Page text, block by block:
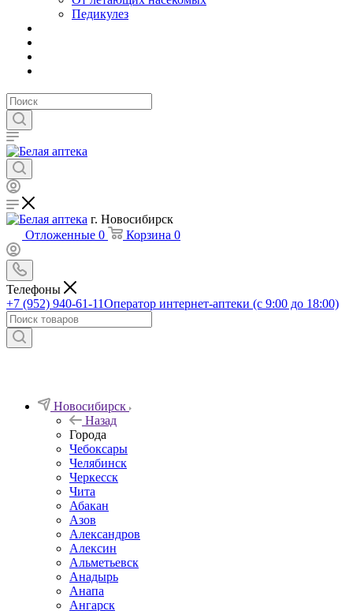
Педикулез
г. Новосибирск
Отложенные 0 Корзина 0
Телефоны
+7 (952) 940-61-11Оператор интернет-аптеки (с 9:00 до 18:00)
Новосибирск
Назад
Города
Чебоксары
Челябинск
Черкесск
Чита
Абакан
Азов
Александров
Алексин
Альметьевск
Анадырь
Анапа
Ангарск